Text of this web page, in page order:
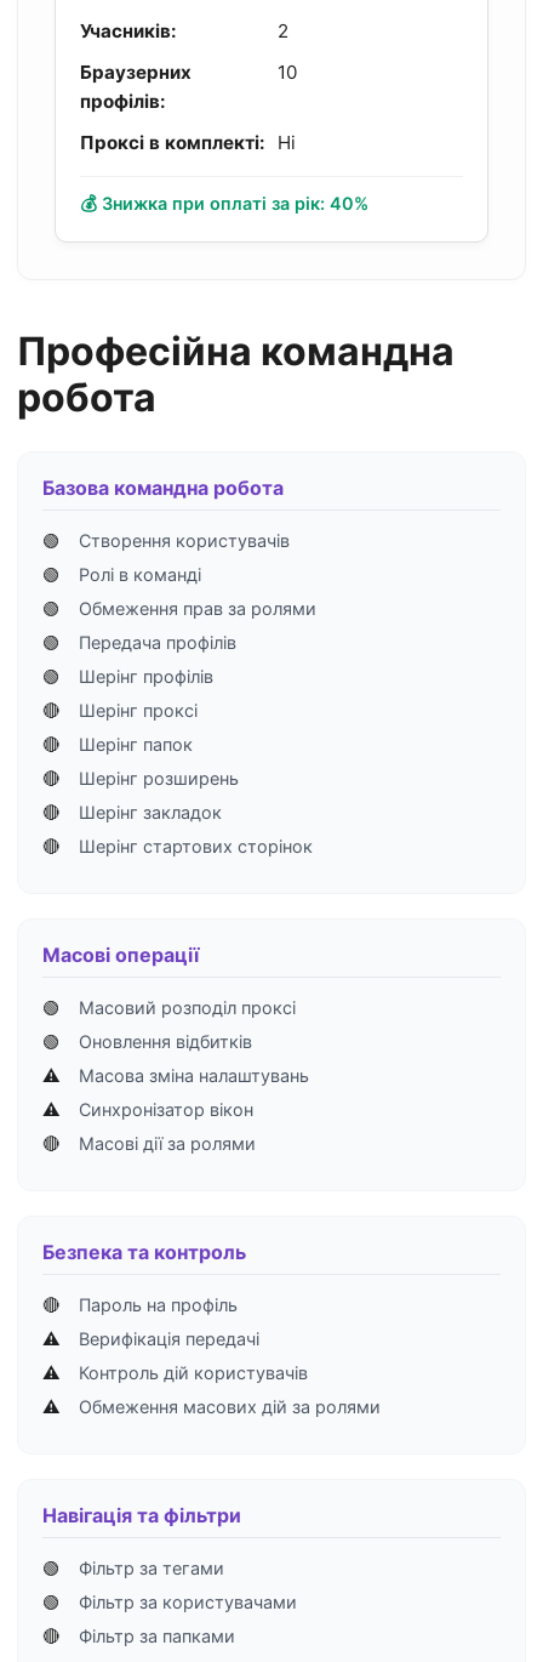
Учасників:
2
Браузерних
профілів:
10
Проксі в комплекті: Ні
💰 Знижка при оплаті за рік: 40%
Професійна командна
робота
Базова командна робота
🟢
Створення користувачів
🟢
Ролі в команді
🟢
Обмеження прав за ролями
🟢
Передача профілів
🟢
Шерінг профілів
🔴
Шерінг проксі
🔴
Шерінг папок
🔴
Шерінг розширень
🔴
Шерінг закладок
🔴
Шерінг стартових сторінок
Масові операції
🟢
Масовий розподіл проксі
🟢
Оновлення відбитків
⚠️
Масова зміна налаштувань
⚠️
Синхронізатор вікон
🔴
Масові дії за ролями
Безпека та контроль
🔴
Пароль на профіль
⚠️
Верифікація передачі
⚠️
Контроль дій користувачів
⚠️
Обмеження масових дій за ролями
Навігація та фільтри
🟢
Фільтр за тегами
🟢
Фільтр за користувачами
🔴
Фільтр за папками